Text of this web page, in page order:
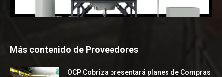
Más contenido de Proveedores
OCP Cobriza presentará planes de Compras